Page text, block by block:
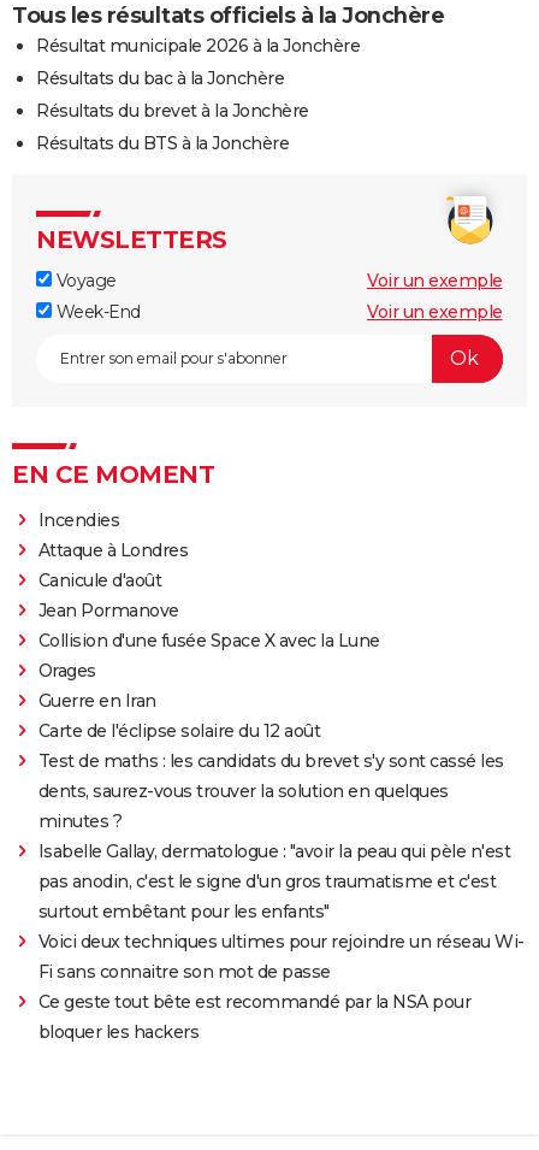
Tous les résultats officiels à la Jonchère
Résultat municipale 2026 à la Jonchère
Résultats du bac à la Jonchère
Résultats du brevet à la Jonchère
Résultats du BTS à la Jonchère
NEWSLETTERS
Voyage
Voir un exemple
Week-End
Voir un exemple
EN CE MOMENT
Incendies
Attaque à Londres
Canicule d'août
Jean Pormanove
Collision d'une fusée Space X avec la Lune
Orages
Guerre en Iran
Carte de l'éclipse solaire du 12 août
Test de maths : les candidats du brevet s'y sont cassé les
dents, saurez-vous trouver la solution en quelques
minutes ?
Isabelle Gallay, dermatologue : "avoir la peau qui pèle n'est
pas anodin, c'est le signe d'un gros traumatisme et c'est
surtout embêtant pour les enfants"
Voici deux techniques ultimes pour rejoindre un réseau Wi-
Fi sans connaitre son mot de passe
Ce geste tout bête est recommandé par la NSA pour
bloquer les hackers